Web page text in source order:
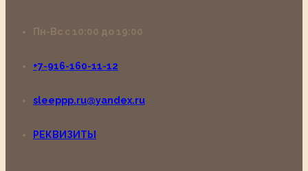
Пн-Вс с 10:00 до 19:00
+7-916-160-11-12
sleeppp.ru@yandex.ru
РЕКВИЗИТЫ